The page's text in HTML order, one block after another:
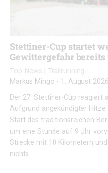
Stettiner-Cup startet
Gewittergefahr bereits
Top-News
Trailrunning
Markus Mingo - 1. August 2026
Der 27. Stettiner-Cup reagiert
Aufgrund angekündigter
Start des traditionsreichen
um eine Stunde auf 9 Uhr
Strecke mit 10 Kilometern
nichts.